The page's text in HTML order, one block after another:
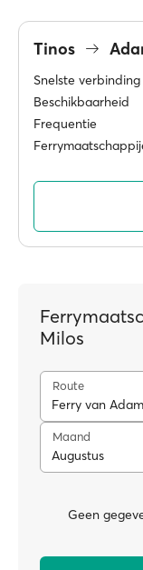
Tinos
Snelste verbinding
Beschikbaarheid
Frequentie
Milos
Route
Ferry van
Maand
Augustus
Geen